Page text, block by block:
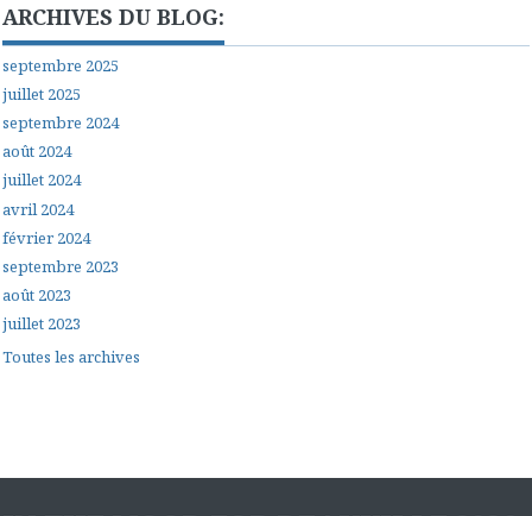
ARCHIVES DU BLOG:
septembre 2025
juillet 2025
septembre 2024
août 2024
juillet 2024
avril 2024
février 2024
septembre 2023
août 2023
juillet 2023
Toutes les archives